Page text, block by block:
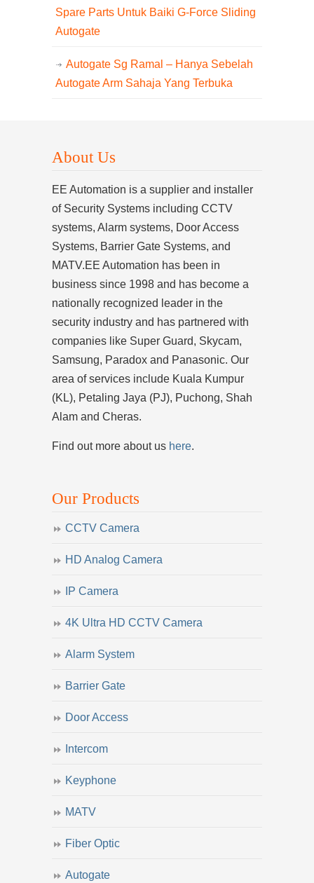
Spare Parts Untuk Baiki G-Force Sliding
Autogate
Autogate Sg Ramal – Hanya Sebelah
Autogate Arm Sahaja Yang Terbuka
About Us
EE Automation is a supplier and installer
of Security Systems including CCTV
systems, Alarm systems, Door Access
Systems, Barrier Gate Systems, and
MATV.EE Automation has been in
business since 1998 and has become a
nationally recognized leader in the
security industry and has partnered with
companies like Super Guard, Skycam,
Samsung, Paradox and Panasonic. Our
area of services include Kuala Kumpur
(KL), Petaling Jaya (PJ), Puchong, Shah
Alam and Cheras.
Find out more about us here.
Our Products
CCTV Camera
HD Analog Camera
IP Camera
4K Ultra HD CCTV Camera
Alarm System
Barrier Gate
Door Access
Intercom
Keyphone
MATV
Fiber Optic
Autogate